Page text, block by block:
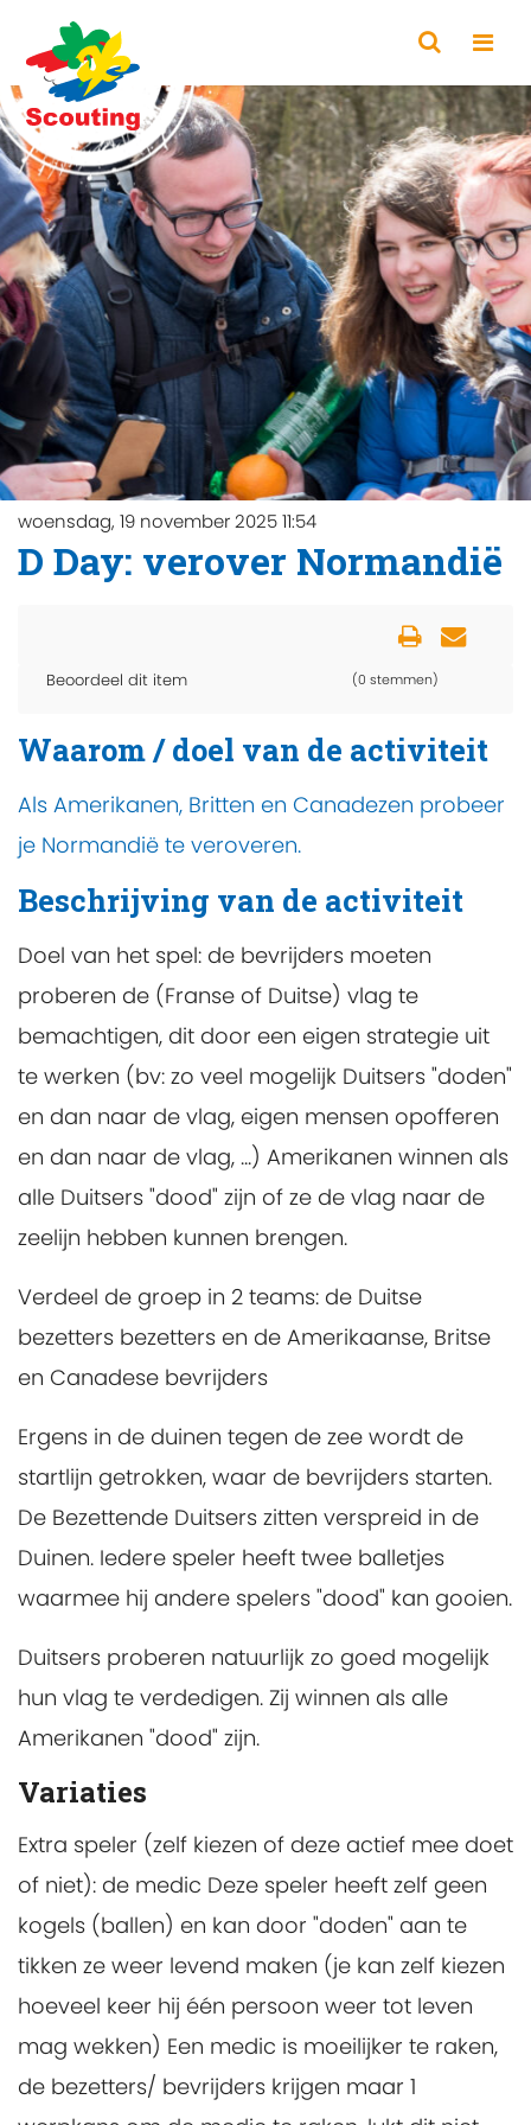
woensdag, 19 november 2025 11:54
D Day: verover Normandië
Beoordeel dit item (0 stemmen)
Waarom / doel van de activiteit
Als Amerikanen, Britten en Canadezen probeer
je Normandië te veroveren.
Beschrijving van de activiteit
Doel van het spel: de bevrijders moeten
proberen de (Franse of Duitse) vlag te
bemachtigen, dit door een eigen strategie uit
te werken (bv: zo veel mogelijk Duitsers "doden"
en dan naar de vlag, eigen mensen opofferen
en dan naar de vlag, ...) Amerikanen winnen als
alle Duitsers "dood" zijn of ze de vlag naar de
zeelijn hebben kunnen brengen.
Verdeel de groep in 2 teams: de Duitse
bezetters bezetters en de Amerikaanse, Britse
en Canadese bevrijders
Ergens in de duinen tegen de zee wordt de
startlijn getrokken, waar de bevrijders starten.
De Bezettende Duitsers zitten verspreid in de
Duinen. Iedere speler heeft twee balletjes
waarmee hij andere spelers "dood" kan gooien.
Duitsers proberen natuurlijk zo goed mogelijk
hun vlag te verdedigen. Zij winnen als alle
Amerikanen "dood" zijn.
Variaties
Extra speler (zelf kiezen of deze actief mee doet
of niet): de medic Deze speler heeft zelf geen
kogels (ballen) en kan door "doden" aan te
tikken ze weer levend maken (je kan zelf kiezen
hoeveel keer hij één persoon weer tot leven
mag wekken) Een medic is moeilijker te raken,
de bezetters/ bevrijders krijgen maar 1